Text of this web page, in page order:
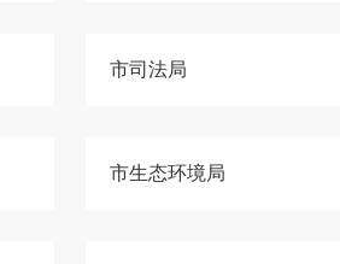
市司法局
市生态环境局